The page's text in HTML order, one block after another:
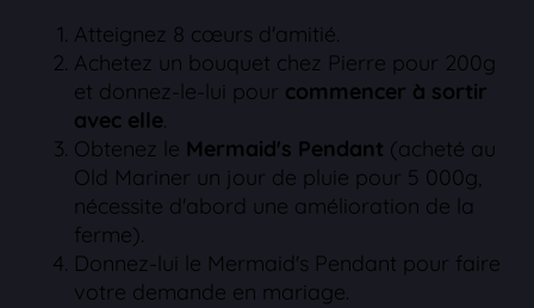
Atteignez 8 cœurs d'amitié.
Achetez un bouquet chez Pierre pour 200g
et donnez-le-lui pour commencer à sortir
avec elle.
Obtenez le Mermaid's Pendant (acheté au
Old Mariner un jour de pluie pour 5 000g,
nécessite d'abord une amélioration de la
ferme).
Donnez-lui le Mermaid's Pendant pour faire
votre demande en mariage.